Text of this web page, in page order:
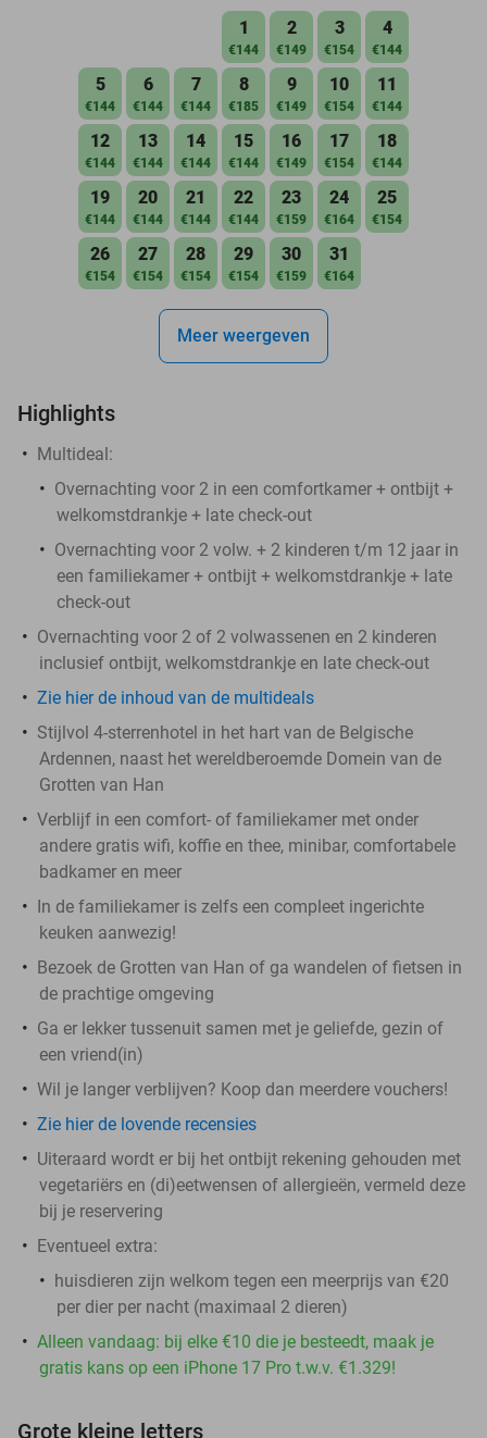
1
€144
2
€149
3
€154
4
€144
5
€144
6
€144
7
€144
8
€185
9
€149
10
€154
11
€144
12
€144
13
€144
14
€144
15
€144
16
€149
17
€154
18
€144
19
€144
20
€144
21
€144
22
€144
23
€159
24
€164
25
€154
26
€154
27
€154
28
€154
29
€154
30
€159
31
€164
Meer weergeven
Highlights
Multideal:
Overnachting voor 2 in een comfortkamer + ontbijt +
welkomstdrankje + late check-out
Overnachting voor 2 volw. + 2 kinderen t/m 12 jaar in
een familiekamer + ontbijt + welkomstdrankje + late
check-out
Overnachting voor 2 of 2 volwassenen en 2 kinderen
inclusief ontbijt, welkomstdrankje en late check-out
Zie hier de inhoud van de multideals
Stijlvol 4-sterrenhotel in het hart van de Belgische
Ardennen, naast het wereldberoemde Domein van de
Grotten van Han
Verblijf in een comfort- of familiekamer met onder
andere gratis wifi, koffie en thee, minibar, comfortabele
badkamer en meer
In de familiekamer is zelfs een compleet ingerichte
keuken aanwezig!
Bezoek de Grotten van Han of ga wandelen of fietsen in
de prachtige omgeving
Ga er lekker tussenuit samen met je geliefde, gezin of
een vriend(in)
Wil je langer verblijven? Koop dan meerdere vouchers!
Zie hier de lovende recensies
Uiteraard wordt er bij het ontbijt rekening gehouden met
vegetariërs en (di)eetwensen of allergieën, vermeld deze
bij je reservering
Eventueel extra:
huisdieren zijn welkom tegen een meerprijs van €20
per dier per nacht (maximaal 2 dieren)
Alleen vandaag: bij elke €10 die je besteedt, maak je
gratis kans op een iPhone 17 Pro t.w.v. €1.329!
Grote kleine letters